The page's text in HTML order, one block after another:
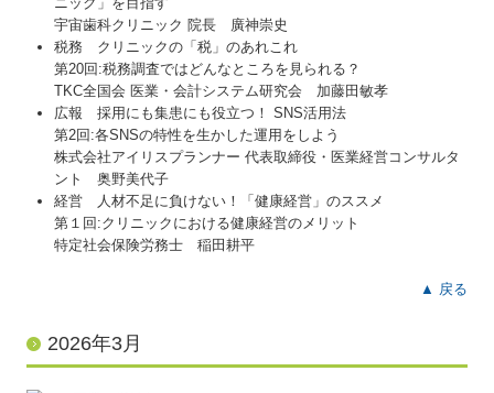
宇宙歯科クリニック 院長 廣神崇史
税務 クリニックの「税」のあれこれ
第20回:税務調査ではどんなところを見られる？
TKC全国会 医業・会計システム研究会 加藤田敏孝
広報 採用にも集患にも役立つ！ SNS活用法
第2回:各SNSの特性を生かした運用をしよう
株式会社アイリスプランナー 代表取締役・医業経営コンサルタ
ント 奥野美代子
経営 人材不足に負けない！「健康経営」のススメ
第１回:クリニックにおける健康経営のメリット
特定社会保険労務士 稲田耕平
▲ 戻る
2026年3月